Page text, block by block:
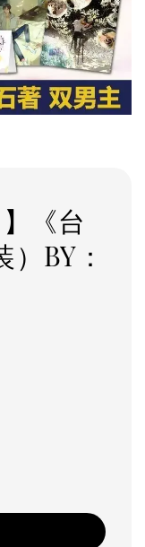
《台
BY：